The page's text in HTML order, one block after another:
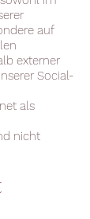
auf
externer
Social-
als
nicht